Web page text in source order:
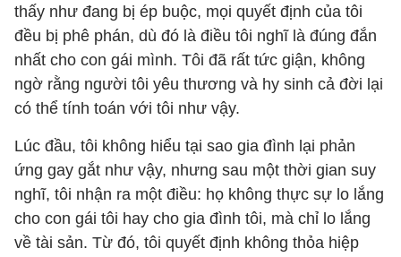
thấy như đang bị ép buộc, mọi quyết định của tôi
đều bị phê phán, dù đó là điều tôi nghĩ là đúng đắn
nhất cho con gái mình. Tôi đã rất tức giận, không
ngờ rằng người tôi yêu thương và hy sinh cả đời lại
có thể tính toán với tôi như vậy.
Lúc đầu, tôi không hiểu tại sao gia đình lại phản
ứng gay gắt như vậy, nhưng sau một thời gian suy
nghĩ, tôi nhận ra một điều: họ không thực sự lo lắng
cho con gái tôi hay cho gia đình tôi, mà chỉ lo lắng
về tài sản. Từ đó, tôi quyết định không thỏa hiệp